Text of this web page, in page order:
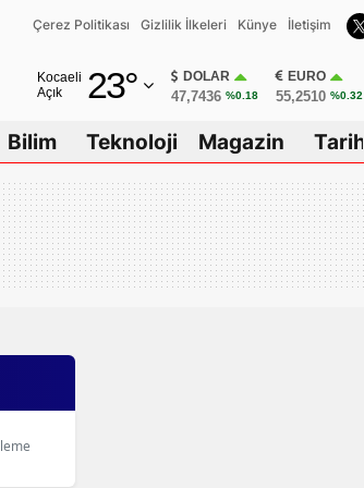
Çerez Politikası Gizlilik İlkeleri Künye İletişim
Kocaeli
Açık
23°
Afyonkarahisar
Ağrı
Amasya
Ankara
DOLAR
47,7436 %0.18
EURO
55,2510 %0.32
Bilim Teknoloji Magazin Tarih